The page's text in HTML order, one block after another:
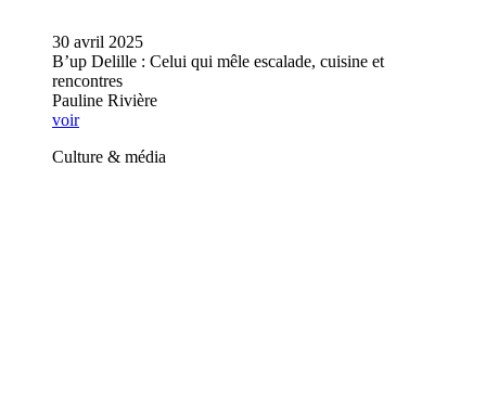
30 avril 2025
B’up Delille : Celui qui mêle escalade, cuisine et
rencontres
Pauline Rivière
voir
Culture & média